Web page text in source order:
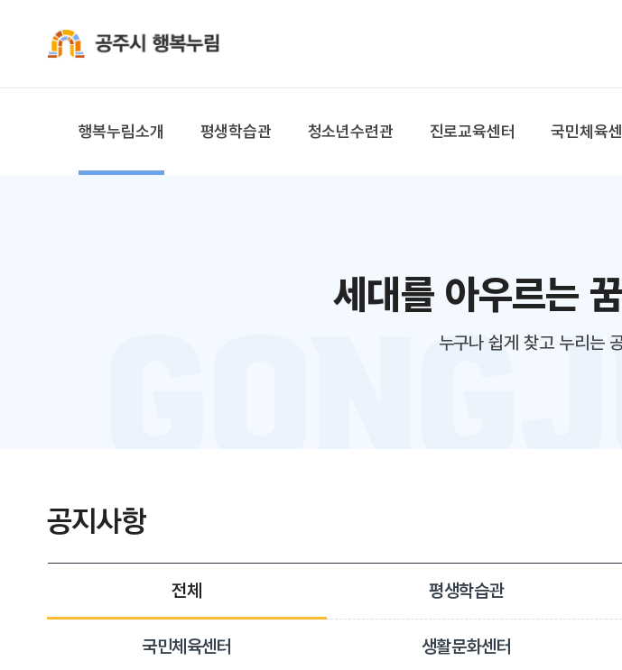
행복누림소개 평생학습관 청소년수련관 진로교육센터 국민체육
세대를 아우르는
누구나 쉽게 찾고 누리는
공지사항
전체 평생학습관
국민체육센터 생활문화센터